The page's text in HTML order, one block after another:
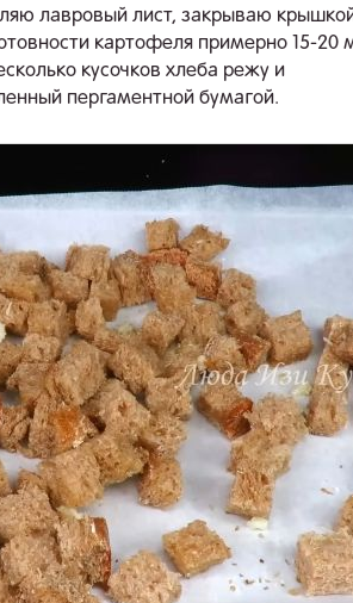
лавровый лист, закрываю
картофеля примерно 15-20
кусочков хлеба режу и
пергаментной бумагой.